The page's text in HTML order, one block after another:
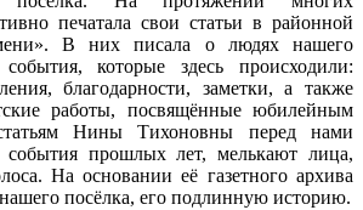
печатала свои статьи в районной
В них писала о людях нашего
которые здесь происходили:
благодарности, заметки, а также
работы, посвящённые юбилейным
Нины Тихоновны перед нами
события прошлых лет, мелькают лица,
На основании её газетного архива
посёлка, его подлинную историю.